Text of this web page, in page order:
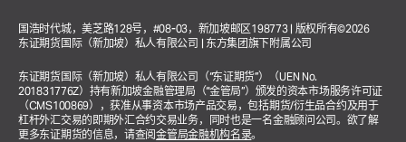
国浩时代城，美芝路128号，#08-03，新加坡邮区198773 | 版权所有©2026
东证期货国际（新加坡）私人有限公司 | 东方集团旗下附属公司
东证期货国际（新加坡）私人有限公司（“东证期货”）（UEN No.
201831776Z）持有新加坡金融管理局（“金管局”）颁发的资本市场服务许可证
（CMS100869），获准从事资本市场产品交易，包括期货/衍生品合约及用于
杠杆外汇交易的即期外汇合约交易业务，同时也是一名金融顾问公司。欲了解
更多东证期货的信息，请查阅金管局金融机构名录。